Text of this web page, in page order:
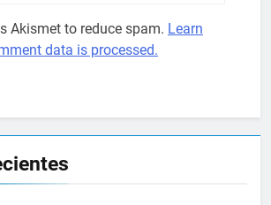
Akismet to reduce spam. Learn
data is processed.